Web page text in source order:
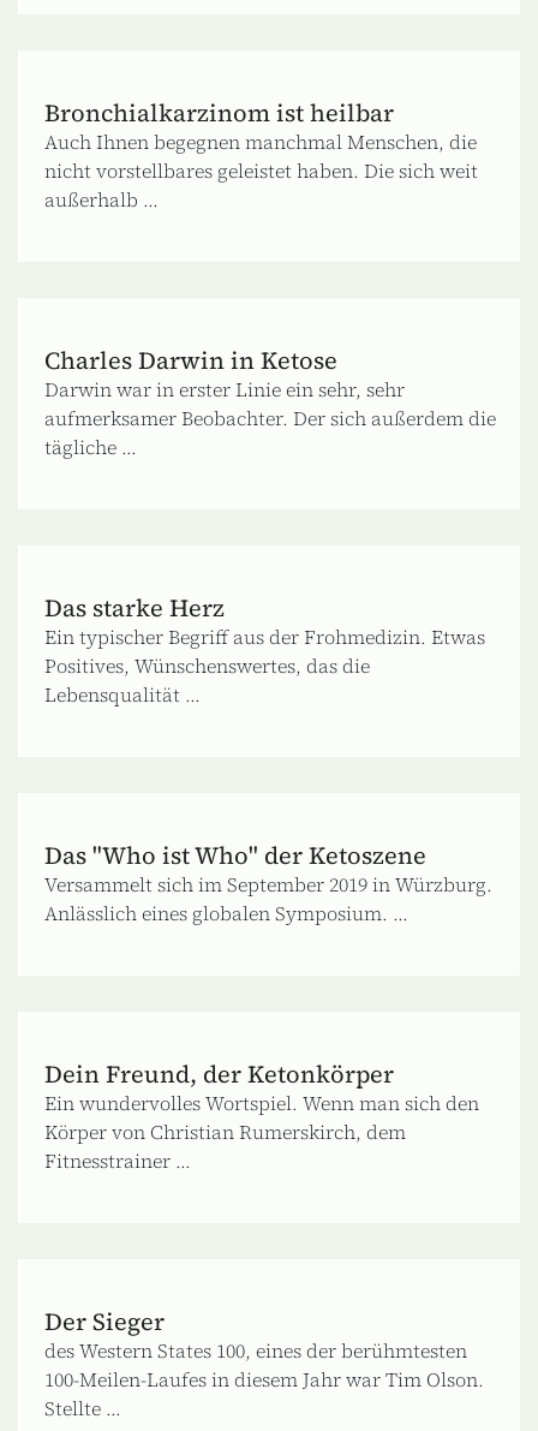
Bronchialkarzinom ist heilbar
Auch Ihnen begegnen manchmal Menschen, die
nicht vorstellbares geleistet haben. Die sich weit
außerhalb ...
Charles Darwin in Ketose
Darwin war in erster Linie ein sehr, sehr
aufmerksamer Beobachter. Der sich außerdem die
tägliche ...
Das starke Herz
Ein typischer Begriff aus der Frohmedizin. Etwas
Positives, Wünschenswertes, das die
Lebensqualität ...
Das "Who ist Who" der Ketoszene
Versammelt sich im September 2019 in Würzburg.
Anlässlich eines globalen Symposium. ...
Dein Freund, der Ketonkörper
Ein wundervolles Wortspiel. Wenn man sich den
Körper von Christian Rumerskirch, dem
Fitnesstrainer ...
Der Sieger
des Western States 100, eines der berühmtesten
100-Meilen-Laufes in diesem Jahr war Tim Olson.
Stellte ...